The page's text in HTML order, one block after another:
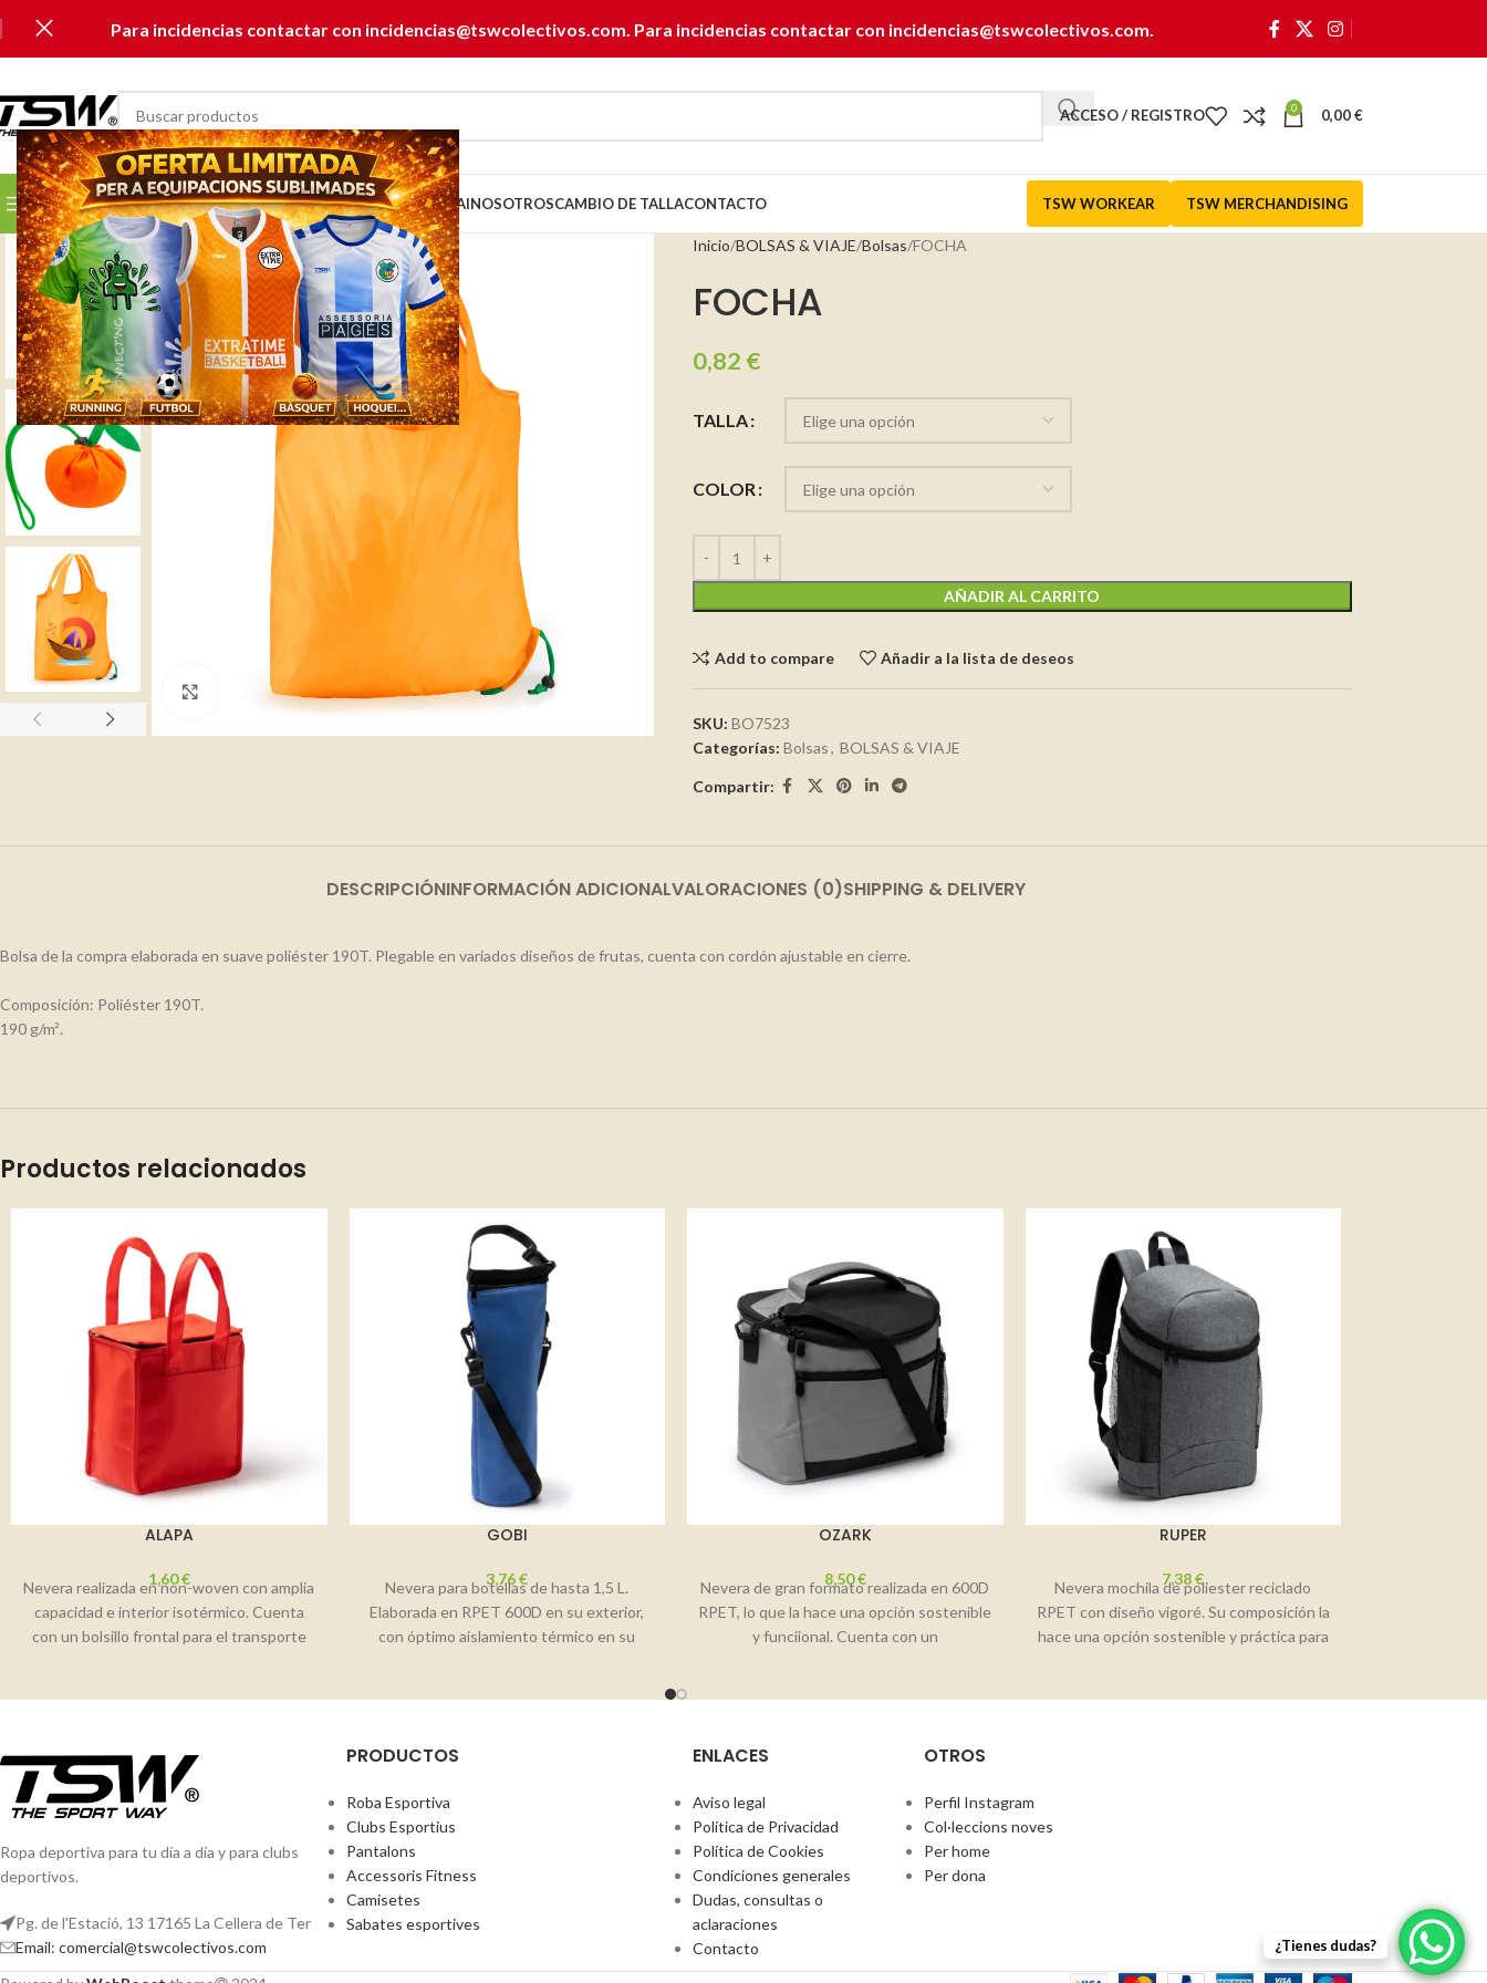
Para incidencias contactar con incidencias@tswcolectivos.com. Para incidencias contactar con incidencias@tswcolectivos.com
SELECCIONAR CATEGORÍA
ACCESO / REGISTRO 0 0,00€
SELECCIONA TU CLUB... INICIOCATÁLOGOSMUSAINOSOTROSCAMBIO DE TALLACONTACTO TSW WORKEAR TSW MERCHANDISING
Clic para ampliar
Inicio BOLSAS & VIAJE Bolsas FOCHA
FOCHA
0,82 €
TALLA
COLOR
AÑADIR AL CARRITO
Add to compare Añadir a la lista de deseos
SKU: BO7523
Categorías: Bolsas, BOLSAS & VIAJE
Compartir:
DESCRIPCIÓNINFORMACIÓN ADICIONALVALORACIONES (0)SHIPPING & DELIVERY
Bolsa de la compra elaborada en suave poliéster 190T. Plegable en variados diseños de frutas, cuenta con cordón ajustable en cierre.
Composición: Poliéster 190T.
190 g/m².
Productos relacionados
ALAPA
1,60€
Nevera realizada en non-woven con amplia
capacidad e interior isotérmico. Cuenta
con un bolsillo frontal para el transporte
GOBI
3,76€
Nevera para botellas de hasta 1,5 L.
Elaborada en RPET 600D en su exterior,
con óptimo aislamiento térmico en su
OZARK
8,50€
Nevera de gran formato realizada en 600D
RPET, lo que la hace una opción sostenible
y funciional. Cuenta con un
RUPER
7,38€
Nevera mochila de poliester reciclado
RPET con diseño vigoré. Su composición la
hace una opción sostenible y práctica para
Ropa deportiva para tu día a día y para clubs
deportivos.
Pg. de l'Estació, 13 17165 La Cellera de Ter
Email: comercial@tswcolectivos.com
PRODUCTOS
Roba Esportiva
Clubs Esportius
Pantalons
Accessoris Fitness
Camisetes
Sabates esportives
ENLACES
Aviso legal
Política de Privacidad
Política de Cookies
Condiciones generales
Dudas, consultas o
aclaraciones
Contacto
OTROS
Perfil Instagram
Col·leccions noves
Per home
Per dona
¿Tienes dudas?